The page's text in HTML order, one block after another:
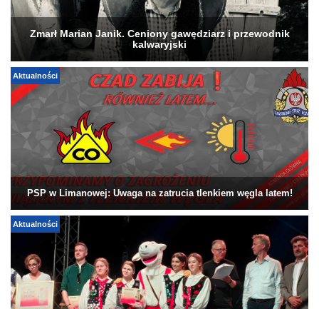
Zmarł Marian Janik. Ceniony gawędziarz i przewodnik
kalwaryjski
Aktualności
PSP w Limanowej: Uwaga na zatrucia tlenkiem węgla latem!
Aktualności